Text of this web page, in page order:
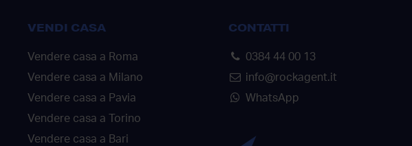
VENDI CASA
Vendere casa a Roma
Vendere casa a Milano
Vendere casa a Pavia
Vendere casa a Torino
Vendere casa a Bari
CONTATTI
0384 44 00 13
info@rockagent.it
WhatsApp